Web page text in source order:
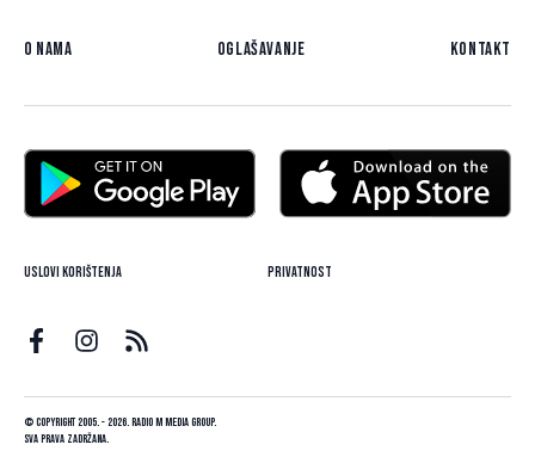
O nama Oglašavanje Kontakt
Uslovi korištenja Privatnost
© Copyright 2005. - 2026. Radio M Media Group.
Sva prava zadržana.